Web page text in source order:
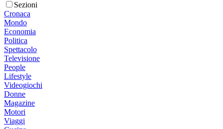
Sezioni
Cronaca
Mondo
Economia
Politica
Spettacolo
Televisione
People
Lifestyle
Videogiochi
Donne
Magazine
Motori
Viaggi